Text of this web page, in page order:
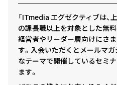
「ITmedia エグゼクティブは
の課長職以上を対象とした無
経営者やリーダー層向けにさ
す。入会いただくとメールマ
なテーマで開催しているセミ
ます。